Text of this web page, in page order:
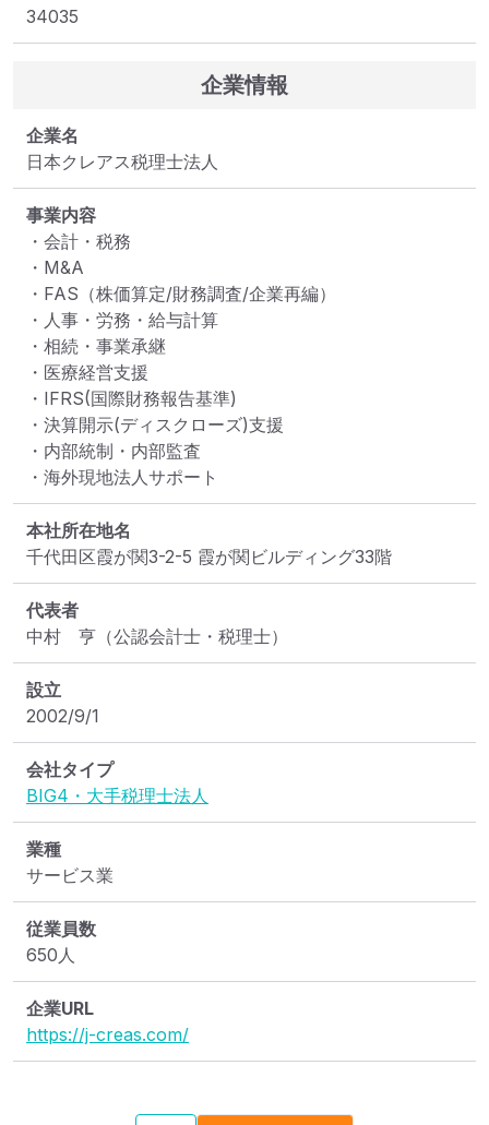
34035
企業情報
企業名
日本クレアス税理士法人
事業内容
・会計・税務
・M&A
・FAS（株価算定/財務調査/企業再編）
・人事・労務・給与計算
・相続・事業承継
・医療経営支援
・IFRS(国際財務報告基準)
・決算開示(ディスクローズ)支援
・内部統制・内部監査
・海外現地法人サポート
本社所在地名
千代田区霞が関3-2-5 霞が関ビルディング33階
代表者
中村　亨（公認会計士・税理士）
設立
2002/9/1
会社タイプ
BIG4・大手税理士法人
業種
サービス業
従業員数
650人
企業URL
https://j-creas.com/